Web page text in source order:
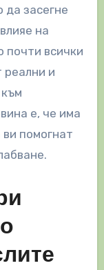
засегне
на
почти всички
реални и
е, че има
помогнат